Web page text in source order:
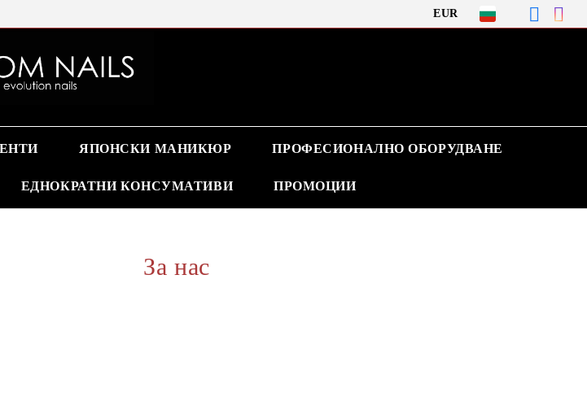
EUR
ЯПОНСКИ МАНИКЮР ПРОФЕСИОНАЛНО ОБОРУДВАНЕ
ЕДНОКРАТНИ КОНСУМАТИВИ ПРОМОЦИИ
За нас